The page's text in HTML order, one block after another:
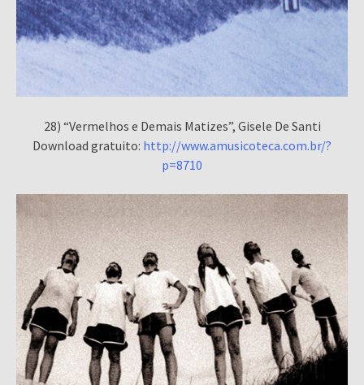
28) “Vermelhos e Demais Matizes”, Gisele De Santi
Download gratuito: http://www.amusicoteca.com.br/?
p=8710